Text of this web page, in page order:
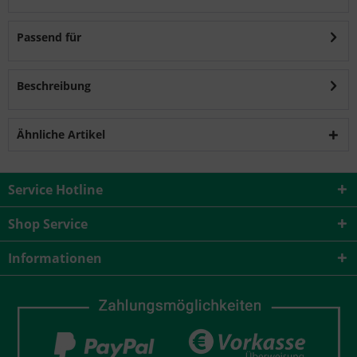
Passend für
Beschreibung
Ähnliche Artikel
Service Hotline
Shop Service
Informationen